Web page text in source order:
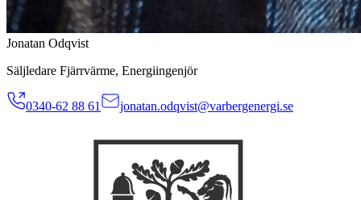
Jonatan Odqvist
Säljledare Fjärrvärme, Energiingenjör
0340-62 88 61 jonatan.odqvist@varbergenergi.se